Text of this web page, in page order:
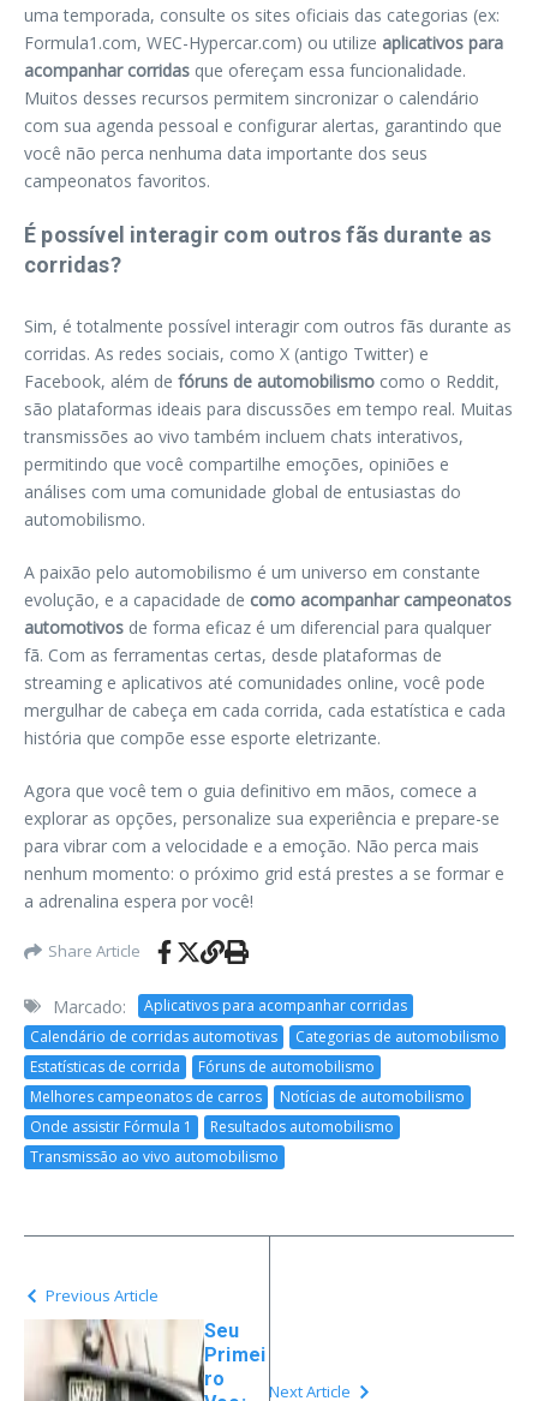
uma temporada, consulte os sites oficiais das categorias (ex:
Formula1.com, WEC-Hypercar.com) ou utilize aplicativos para
acompanhar corridas que ofereçam essa funcionalidade.
Muitos desses recursos permitem sincronizar o calendário
com sua agenda pessoal e configurar alertas, garantindo que
você não perca nenhuma data importante dos seus
campeonatos favoritos.
É possível interagir com outros fãs durante as
corridas?
Sim, é totalmente possível interagir com outros fãs durante as
corridas. As redes sociais, como X (antigo Twitter) e
Facebook, além de fóruns de automobilismo como o Reddit,
são plataformas ideais para discussões em tempo real. Muitas
transmissões ao vivo também incluem chats interativos,
permitindo que você compartilhe emoções, opiniões e
análises com uma comunidade global de entusiastas do
automobilismo.
A paixão pelo automobilismo é um universo em constante
evolução, e a capacidade de como acompanhar campeonatos
automotivos de forma eficaz é um diferencial para qualquer
fã. Com as ferramentas certas, desde plataformas de
streaming e aplicativos até comunidades online, você pode
mergulhar de cabeça em cada corrida, cada estatística e cada
história que compõe esse esporte eletrizante.
Agora que você tem o guia definitivo em mãos, comece a
explorar as opções, personalize sua experiência e prepare-se
para vibrar com a velocidade e a emoção. Não perca mais
nenhum momento: o próximo grid está prestes a se formar e
a adrenalina espera por você!
Share Article
Marcado:
Aplicativos para acompanhar corridas
Calendário de corridas automotivas
Categorias de automobilismo
Estatísticas de corrida
Fóruns de automobilismo
Melhores campeonatos de carros
Notícias de automobilismo
Onde assistir Fórmula 1
Resultados automobilismo
Transmissão ao vivo automobilismo
Previous Article
Seu
Primei
ro
Next Article